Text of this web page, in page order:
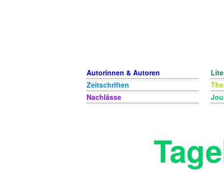
Autorinnen & Autoren
Zeitschriften
Nachlässe